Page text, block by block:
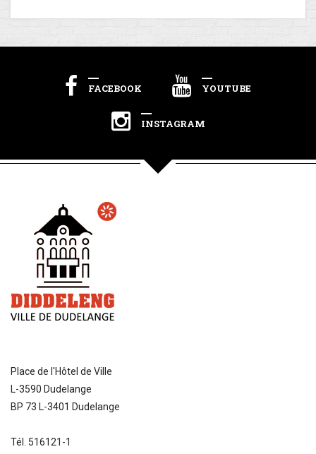
FACEBOOK YOUTUBE
INSTAGRAM
Place de l'Hôtel de Ville
L-3590 Dudelange
BP 73 L-3401 Dudelange
Tél. 516121-1